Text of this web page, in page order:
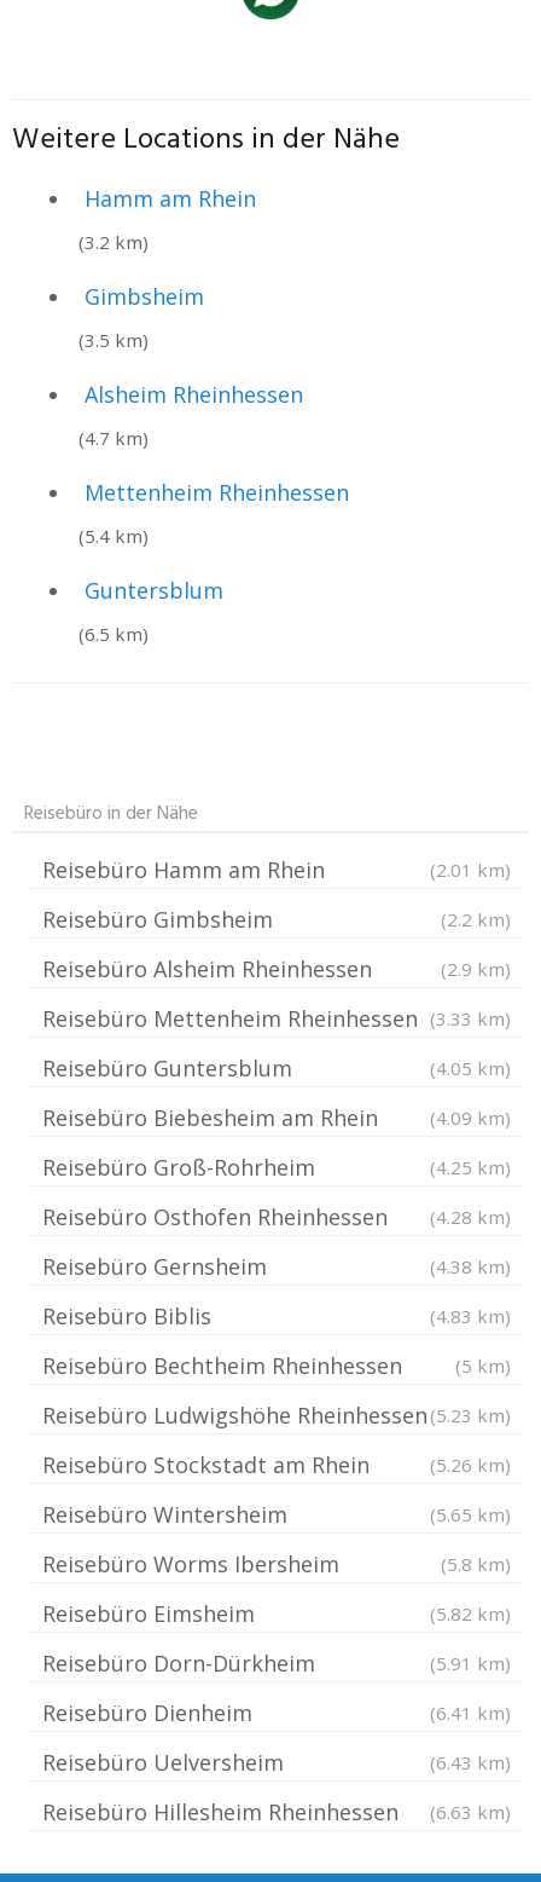
Weitere Locations in der Nähe
Hamm am Rhein
(3.2 km)
Gimbsheim
(3.5 km)
Alsheim Rheinhessen
(4.7 km)
Mettenheim Rheinhessen
(5.4 km)
Guntersblum
(6.5 km)
Reisebüro in der Nähe
Reisebüro Hamm am Rhein (2.01 km)
Reisebüro Gimbsheim (2.2 km)
Reisebüro Alsheim Rheinhessen (2.9 km)
Reisebüro Mettenheim Rheinhessen (3.33 km)
Reisebüro Guntersblum (4.05 km)
Reisebüro Biebesheim am Rhein (4.09 km)
Reisebüro Groß-Rohrheim (4.25 km)
Reisebüro Osthofen Rheinhessen (4.28 km)
Reisebüro Gernsheim (4.38 km)
Reisebüro Biblis (4.83 km)
Reisebüro Bechtheim Rheinhessen (5 km)
Reisebüro Ludwigshöhe Rheinhessen (5.23 km)
Reisebüro Stockstadt am Rhein (5.26 km)
Reisebüro Wintersheim (5.65 km)
Reisebüro Worms Ibersheim (5.8 km)
Reisebüro Eimsheim (5.82 km)
Reisebüro Dorn-Dürkheim (5.91 km)
Reisebüro Dienheim (6.41 km)
Reisebüro Uelversheim (6.43 km)
Reisebüro Hillesheim Rheinhessen (6.63 km)